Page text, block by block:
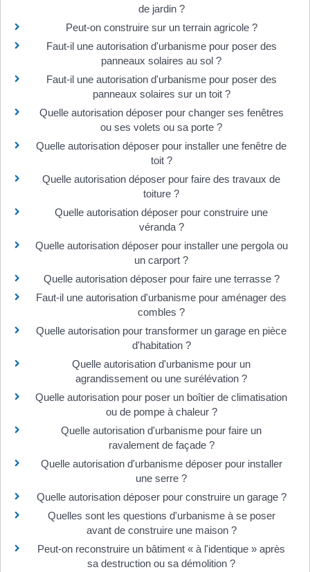
de jardin ?
Peut-on construire sur un terrain agricole ?
Faut-il une autorisation d'urbanisme pour poser des
panneaux solaires au sol ?
Faut-il une autorisation d'urbanisme pour poser des
panneaux solaires sur un toit ?
Quelle autorisation déposer pour changer ses fenêtres
ou ses volets ou sa porte ?
Quelle autorisation déposer pour installer une fenêtre de
toit ?
Quelle autorisation déposer pour faire des travaux de
toiture ?
Quelle autorisation déposer pour construire une
véranda ?
Quelle autorisation déposer pour installer une pergola ou
un carport ?
Quelle autorisation déposer pour faire une terrasse ?
Faut-il une autorisation d'urbanisme pour aménager des
combles ?
Quelle autorisation pour transformer un garage en pièce
d'habitation ?
Quelle autorisation d'urbanisme pour un
agrandissement ou une surélévation ?
Quelle autorisation pour poser un boîtier de climatisation
ou de pompe à chaleur ?
Quelle autorisation d'urbanisme pour faire un
ravalement de façade ?
Quelle autorisation d'urbanisme déposer pour installer
une serre ?
Quelle autorisation déposer pour construire un garage ?
Quelles sont les questions d'urbanisme à se poser
avant de construire une maison ?
Peut-on reconstruire un bâtiment « à l'identique » après
sa destruction ou sa démolition ?